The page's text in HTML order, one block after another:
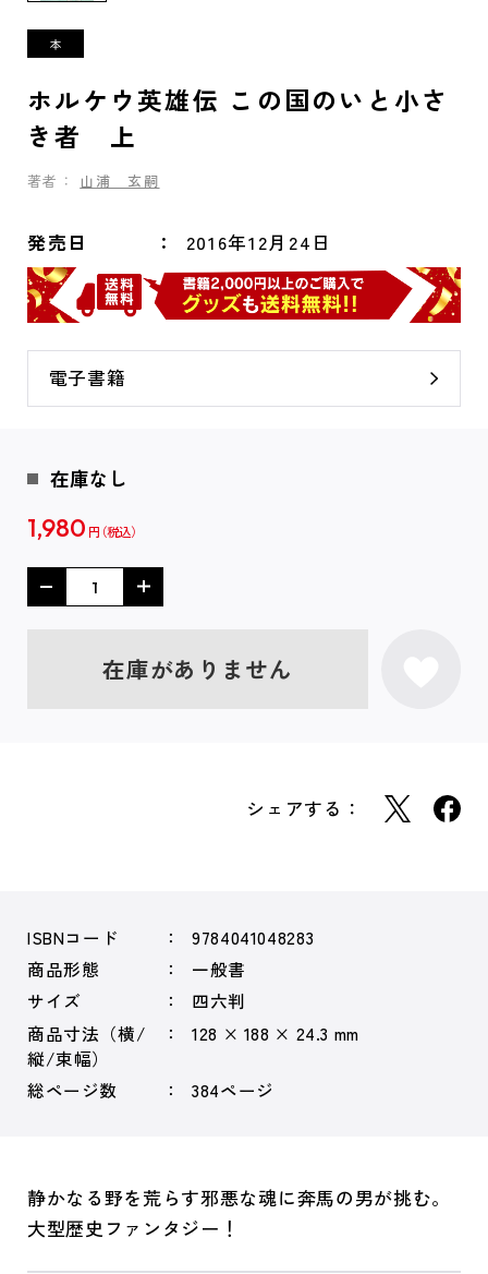
ホルケウ英雄伝 この国のいと小さ
き者 上
著者： 山浦 玄嗣
発売日 2016年12月24日
電子書籍
在庫なし
1,980 円
在庫がありません
シェアする：
ISBNコード
9784041048283
商品形態
一般書
サイズ
四六判
商品寸法（横/
縦/束幅）
128 × 188 × 24.3 mm
総ページ数 384ページ
静かなる野を荒らす邪悪な魂に奔馬の男が挑む。
大型歴史ファンタジー！